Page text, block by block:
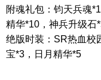
附魂礼包：钧天兵魂*1
精华*10 ，神兵升级石
绝版时装： SR热血校
宝*3 ，日月精华*5